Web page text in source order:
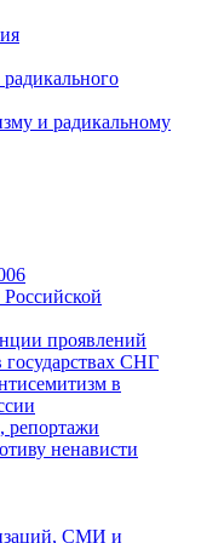
и радикальному
проявлений
государствах СНГ
в
репортажи
ненависти
СМИ и